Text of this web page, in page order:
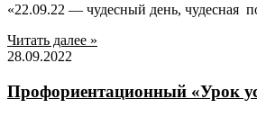
«22.09.22 — чудесный день, чудесная
Читать далее »
28.09.2022
Профориентационный «Урок